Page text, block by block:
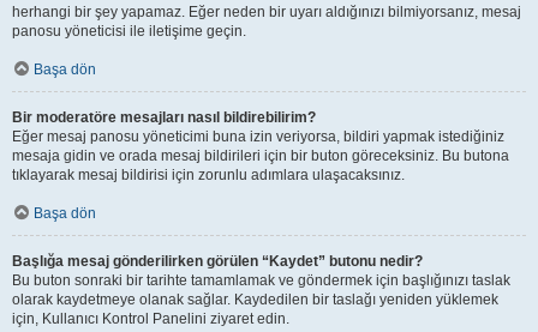
herhangi bir şey yapamaz. Eğer neden bir uyarı aldığınızı bilmiyorsanız, mesaj
panosu yöneticisi ile iletişime geçin.
Başa dön
Bir moderatöre mesajları nasıl bildirebilirim?
Eğer mesaj panosu yöneticimi buna izin veriyorsa, bildiri yapmak istediğiniz
mesaja gidin ve orada mesaj bildirileri için bir buton göreceksiniz. Bu butona
tıklayarak mesaj bildirisi için zorunlu adımlara ulaşacaksınız.
Başa dön
Başlığa mesaj gönderilirken görülen “Kaydet” butonu nedir?
Bu buton sonraki bir tarihte tamamlamak ve göndermek için başlığınızı taslak
olarak kaydetmeye olanak sağlar. Kaydedilen bir taslağı yeniden yüklemek
için, Kullanıcı Kontrol Panelini ziyaret edin.